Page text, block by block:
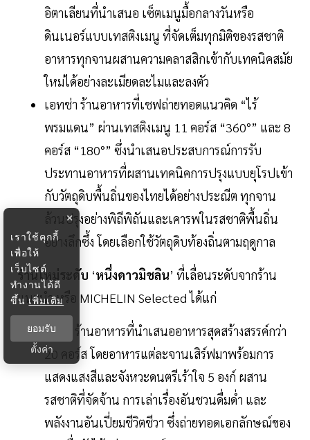
อิตาเลียนที่นำเสนอ เซ็ตเมนูมื้อกลางวันหรือ
ดินเนอร์แบบเทสติงเมนู ที่จัดเต็มทุกมิติของรสชาติ
อาหารทุกจานผสานความคลาสสิกเข้ากับเทคนิคสมัย
ใหม่ได้อย่างละเมียดละไมและลงตัว
เอทช่า ร้านอาหารที่เชฟถ่ายทอดแนวคิด “ไร้
พรมแดน” ผ่านเทสติงเมนู 11 คอร์ส “360°” และ 8
คอร์ส “180°” ซึ่งนำเสนอประสบการณ์การรับ
ประทานอาหารที่ผสานเทคนิคการปรุงแบบยุโรปเข้า
กับวัตถุดิบพื้นถิ่นของไทยได้อย่างประณีต ทุกจาน
ล้วนปรุงอย่างพิถีพิถันและเคารพในรสชาติพื้นถิ่น
อย่างลึกซึ้ง โดยเลือกใช้วัตถุดิบท้องถิ่นตามฤดูกาล
ร้านใหม่ระดับ ‘หนึ่งดาวมิชลิน’ ที่เลื่อนระดับจากร้าน
แนะนำ หรือ MICHELIN Selected ได้แก่
กากัน ร้านอาหารที่นำเสนออาหารสุดสร้างสรรค์กว่า
20 คอร์ส โดยอาหารแต่ละจานเสิร์ฟมาพร้อมการ
แสดงแสงสีและจังหวะดนตรีเร้าใจ 5 องก์ ผสาน
รสชาติที่จัดจ้าน การเล่าเรื่องอันชวนดื่มด่ำ และ
พลังงานอันเปี่ยมชีวิตชีวา ซึ่งถ่ายทอดเอกลักษณ์ของ
×
เราใช้คุกกี้
เพื่อให้
เว็บไซต์
ทำงานได้ดี
ขึ้นเพิ่มเติม
ยอมรับ
ตั้งค่า